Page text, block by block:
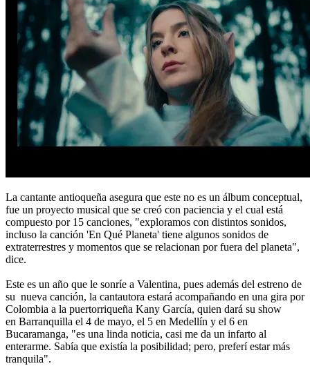
La cantante antioqueña asegura que este no es un álbum conceptual,
fue un proyecto musical que se creó con paciencia y el cual está
compuesto por 15 canciones, "exploramos con distintos sonidos,
incluso la canción 'En Qué Planeta' tiene algunos sonidos de
extraterrestres y momentos que se relacionan por fuera del planeta",
dice.
Este es un año que le sonríe a Valentina, pues además del estreno de
su nueva canción, la cantautora estará acompañando en una gira por
Colombia a la puertorriqueña Kany García, quien dará su show
en Barranquilla el 4 de mayo, el 5 en Medellín y el 6 en
Bucaramanga, "es una linda noticia, casi me da un infarto al
enterarme. Sabía que existía la posibilidad; pero, preferí estar más
tranquila".